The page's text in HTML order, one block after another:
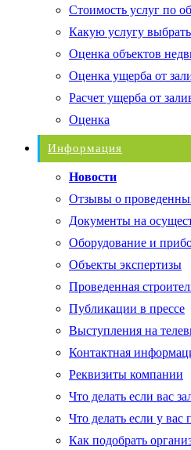
Стоимость услуг по
Какую услугу
Оценка объектов
Оценка ущерба от
Расчет ущерба от
Оценка
Информация
Новости
Отзывы о
Документы на
Оборудование и
Объекты экспертизы
Проведенная
Публикации в прессе
Выступления на
Контактная
Реквизиты компании
Что делать если вас
Что делать если у вас
Как подобрать